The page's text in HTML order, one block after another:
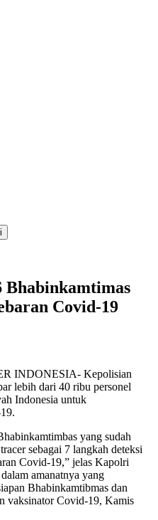
Bhabinkamtimas
Covid-19
INDONESIA- Kepolisian
lebih dari 40 ribu personel
Indonesia untuk
yang sudah
sebagai 7 langkah deteksi
Covid-19,” jelas Kapolri
amanatnya yang
Bhabinkamtibmas dan
vaksinator Covid-19, Kamis